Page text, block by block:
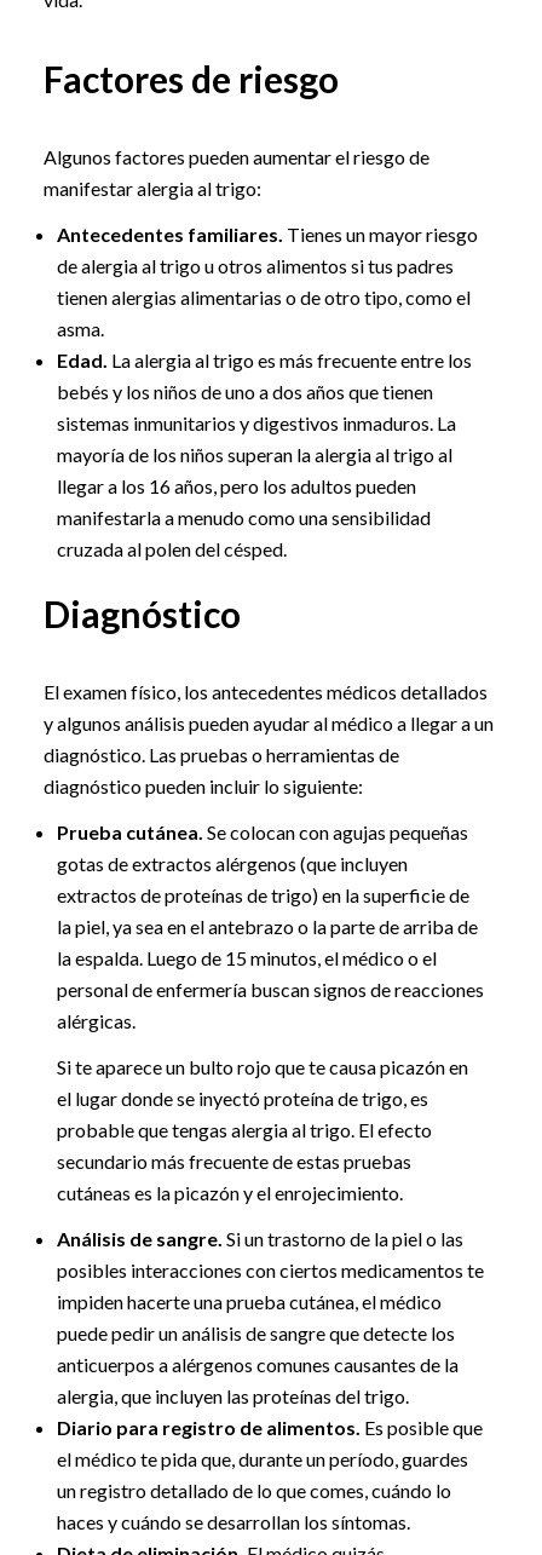
Factores de riesgo
Algunos factores pueden aumentar el riesgo de
manifestar alergia al trigo:
Antecedentes familiares. Tienes un mayor riesgo
de alergia al trigo u otros alimentos si tus padres
tienen alergias alimentarias o de otro tipo, como el
asma.
Edad. La alergia al trigo es más frecuente entre los
bebés y los niños de uno a dos años que tienen
sistemas inmunitarios y digestivos inmaduros. La
mayoría de los niños superan la alergia al trigo al
llegar a los 16 años, pero los adultos pueden
manifestarla a menudo como una sensibilidad
cruzada al polen del césped.
Diagnóstico
El examen físico, los antecedentes médicos detallados
y algunos análisis pueden ayudar al médico a llegar a un
diagnóstico. Las pruebas o herramientas de
diagnóstico pueden incluir lo siguiente:
Prueba cutánea. Se colocan con agujas pequeñas
gotas de extractos alérgenos (que incluyen
extractos de proteínas de trigo) en la superficie de
la piel, ya sea en el antebrazo o la parte de arriba de
la espalda. Luego de 15 minutos, el médico o el
personal de enfermería buscan signos de reacciones
alérgicas.
Si te aparece un bulto rojo que te causa picazón en
el lugar donde se inyectó proteína de trigo, es
probable que tengas alergia al trigo. El efecto
secundario más frecuente de estas pruebas
cutáneas es la picazón y el enrojecimiento.
Análisis de sangre. Si un trastorno de la piel o las
posibles interacciones con ciertos medicamentos te
impiden hacerte una prueba cutánea, el médico
puede pedir un análisis de sangre que detecte los
anticuerpos a alérgenos comunes causantes de la
alergia, que incluyen las proteínas del trigo.
Diario para registro de alimentos. Es posible que
el médico te pida que, durante un período, guardes
un registro detallado de lo que comes, cuándo lo
haces y cuándo se desarrollan los síntomas.